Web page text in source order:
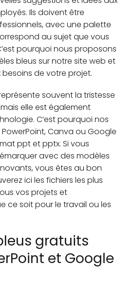
Ils doivent être
avec une palette
au sujet que vous
pourquoi nous proposons
bleus sur notre site web et
de votre projet.
souvent la tristesse
elle est également
C’est pourquoi nos
Canva ou Google
ppt et pptx. Si vous
avec des modèles
vous êtes au bon
ici les fichiers les plus
vos projets et
ce soit pour le travail ou les
gratuits
et Google